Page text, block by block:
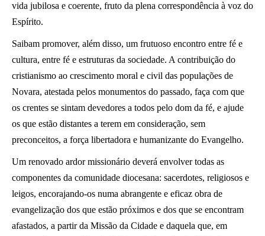
vida jubilosa e coerente, fruto da plena correspondência à voz do
Espírito.
Saibam promover, além disso, um frutuoso encontro entre fé e
cultura, entre fé e estruturas da sociedade. A contribuição do
cristianismo ao crescimento moral e civil das populações de
Novara, atestada pelos monumentos do passado, faça com que
os crentes se sintam devedores a todos pelo dom da fé, e ajude
os que estão distantes a terem em consideração, sem
preconceitos, a força libertadora e humanizante do Evangelho.
Um renovado ardor missionário deverá envolver todas as
componentes da comunidade diocesana: sacerdotes, religiosos e
leigos, encorajando-os numa abrangente e eficaz obra de
evangelização dos que estão próximos e dos que se encontram
afastados, a partir da Missão da Cidade e daquela que, em